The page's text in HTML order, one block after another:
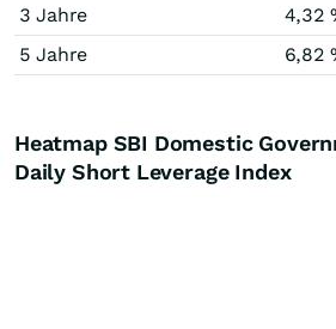
3 Jahre
4,32
5 Jahre
6,82
Heatmap SBI Domestic
Daily Short Leverage Index